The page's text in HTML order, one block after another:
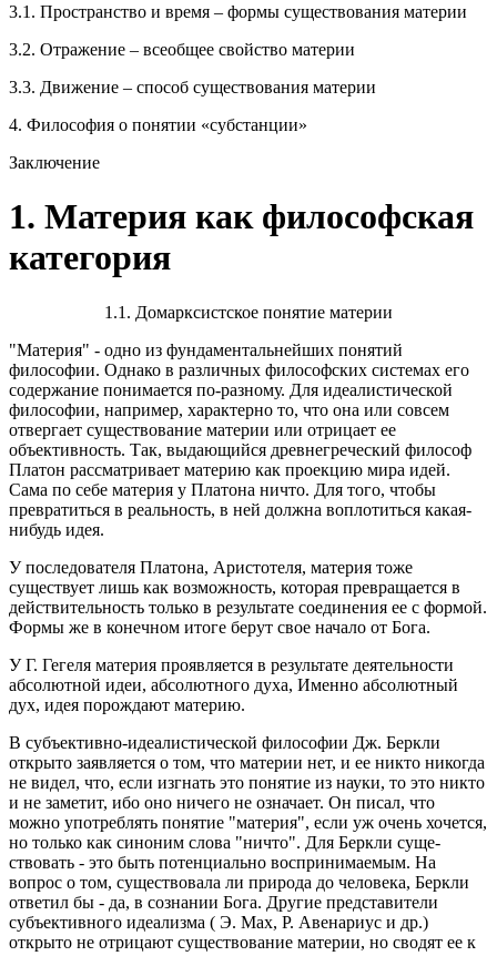
3.1. Пространство и время – формы существования материи
3.2. Отражение – всеобщее свойство материи
3.3. Движение – способ существования материи
4. Философия о понятии «субстанции»
Заключение
1. Материя как философская
категория
1.1. Домарксистское понятие материи
"Материя" - одно из фундаментальнейших поня­тий
философии. Однако в различных философских системах его
содержание понимается по-разному. Для идеалистической
философии, например, харак­терно то, что она или совсем
отвергает существование материи или отрицает ее
объективность. Так, выдающийся древнегреческий философ
Платон рас­сматривает материю как проекцию мира идей.
Сама по себе материя у Платона ничто. Для того, чтобы
превратиться в реальность, в ней должна воплотить­ся какая-
нибудь идея.
У последователя Платона, Аристотеля, материя тоже
существует лишь как возможность, которая превращается в
действительность только в результа­те соединения ее с формой.
Формы же в конечном итоге берут свое начало от Бога.
У Г. Гегеля материя проявляется в результате дея­тельности
абсолютной идеи, абсолютного духа, Именно абсолютный
дух, идея порождают материю.
В субъективно-идеалистической философии Дж. Беркли
открыто заявляется о том, что материи нет, и ее никто никогда
не видел, что, если изгнать это по­нятие из науки, то это никто
и не заметит, ибо оно ничего не означает. Он писал, что
можно употреб­лять понятие "материя", если уж очень хочется,
но только как синоним слова "ничто". Для Беркли суще­
ствовать - это быть потенциально воспринимаемым. На
вопрос о том, существовала ли природа до чело­века, Беркли
ответил бы - да, в сознании Бога. Дру­гие представители
субъективного идеализма ( Э. Мах, Р. Авенариус и др.)
открыто не отрицают существо­вание материи, но сводят ее к